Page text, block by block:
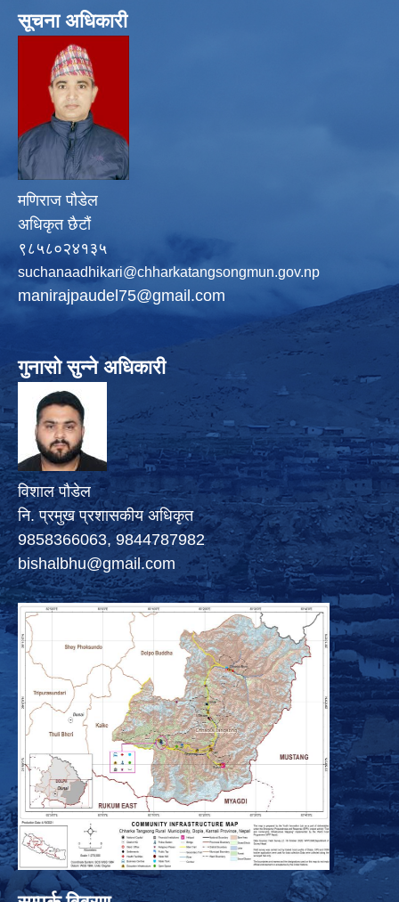
सूचना अधिकारी
मणिराज पौडेल
अधिकृत छैटौं
९८५८०२४१३५
suchanaadhikari@chharkatangsongmun.gov.np
manirajpaudel75@gmail.com
गुनासो सुन्ने अधिकारी
विशाल पौडेल
नि. प्रमुख प्रशासकीय अधिकृत
9858366063, 9844787982
bishalbhu@gmail.com